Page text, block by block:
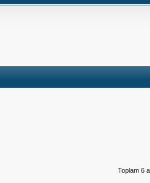
Toplam 6